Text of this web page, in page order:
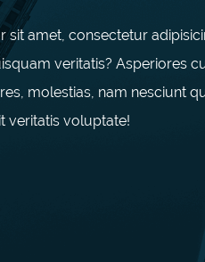
sit amet, consectetur
veritatis? Asperiores
molestias, nam nesciunt
veritatis voluptate!